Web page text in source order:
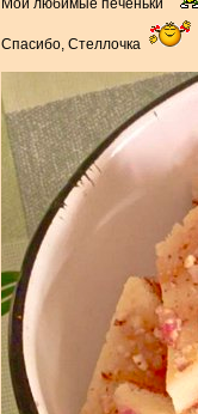
Мои любимые печеньки
Спасибо, Стеллочка